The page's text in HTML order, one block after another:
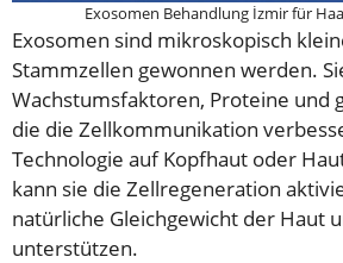
Exosomen Behandlung İzmir für
Exosomen sind mikroskopisch
Stammzellen gewonnen werden.
Wachstumsfaktoren, Proteine und
die die Zellkommunikation
Technologie auf Kopfhaut oder
kann sie die Zellregeneration
natürliche Gleichgewicht der Haut
unterstützen.